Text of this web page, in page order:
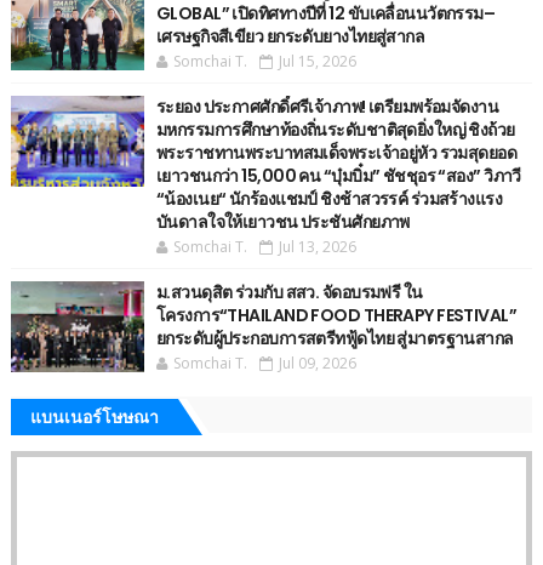
GLOBAL” เปิดทิศทางปีที่ 12 ขับเคลื่อนนวัตกรรม–
เศรษฐกิจสีเขียว ยกระดับยางไทยสู่สากล
Somchai T. Jul 15, 2026
ระยอง ประกาศศักดิ์ศรีเจ้าภาพ! เตรียมพร้อมจัดงาน
มหกรรมการศึกษาท้องถิ่นระดับชาติสุดยิ่งใหญ่ ชิงถ้วย
พระราชทานพระบาทสมเด็จพระเจ้าอยู่หัว รวมสุดยอด
เยาวชนกว่า 15,000 คน “บุ๋มบิ๋ม” ชัชชุอร “สอง” วิภาวี
“น้องเนย“ นักร้องแชมป์ ชิงช้าสวรรค์ ร่วมสร้างแรง
บันดาลใจให้เยาวชน ประชันศักยภาพ
Somchai T. Jul 13, 2026
ม.สวนดุสิต ร่วมกับ สสว. จัดอบรมฟรี ใน
โครงการ“THAILAND FOOD THERAPY FESTIVAL”
ยกระดับผู้ประกอบการสตรีทฟู้ดไทย สู่มาตรฐานสากล
Somchai T. Jul 09, 2026
แบนเนอร์โษษณา